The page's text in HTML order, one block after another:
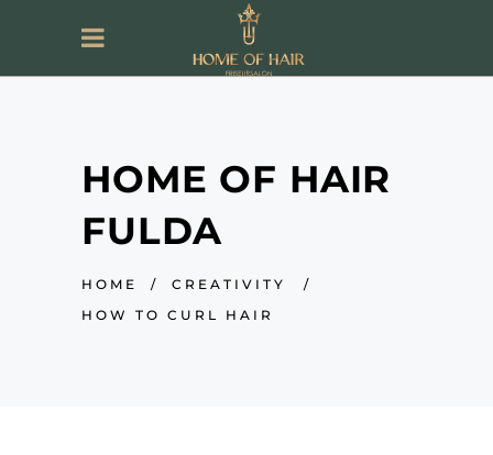
HOME OF HAIR
FULDA
HOME / CREATIVITY
/
HOW TO CURL HAIR